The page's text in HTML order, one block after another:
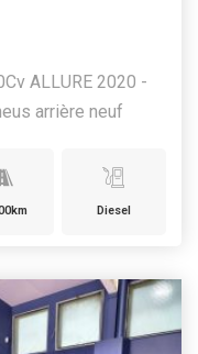
ALLURE 2020 -
arrière neuf
Diesel